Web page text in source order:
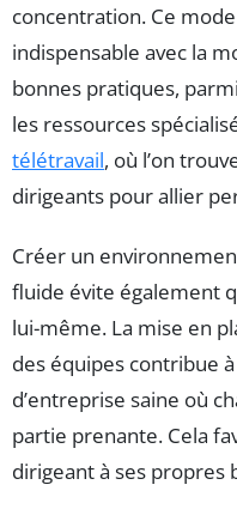
concentration. Ce
indispensable avec la
bonnes pratiques,
les ressources
télétravail, où l’on
dirigeants pour allier
Créer un
fluide évite également
lui-même. La mise en
des équipes contribue
d’entreprise saine où
partie prenante. Cela
dirigeant à ses propres